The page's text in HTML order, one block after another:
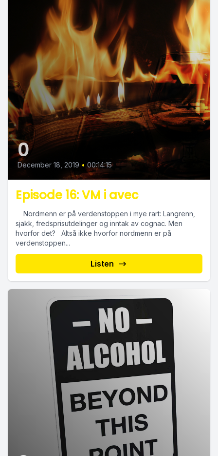
0
December 18, 2019 • 00:14:15
Episode 16: VM i avec
Nordmenn er på verdenstoppen i mye rart: Langrenn,
sjakk, fredsprisutdelinger og inntak av cognac. Men
hvorfor det? Altså ikke hvorfor nordmenn er på
verdenstoppen...
Listen